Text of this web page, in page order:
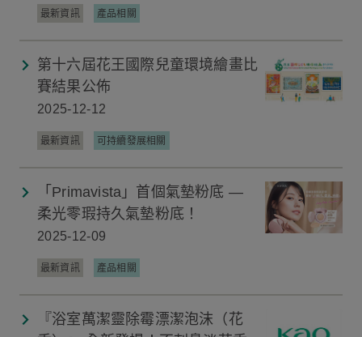
最新資訊 產品相關
第十六屆花王國際兒童環境繪畫比
賽結果公佈
2025-12-12
最新資訊 可持續發展相關
「Primavista」首個氣墊粉底 —
柔光零瑕持久氣墊粉底！
2025-12-09
最新資訊 產品相關
『浴室萬潔靈除霉漂潔泡沫（花